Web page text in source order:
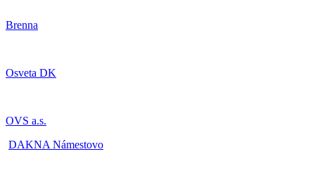
Brenna
Osveta DK
OVS a.s.
DAKNA Námestovo